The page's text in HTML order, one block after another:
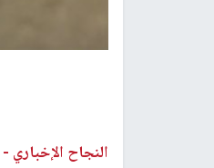
النجاح الإخباري -